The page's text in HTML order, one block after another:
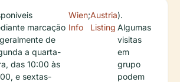
marcação
de
a quarta-
das 10:00 às
e sextas-
Wien
Info
;Austria
Listing
).
Algumas
visitas
em
grupo
podem